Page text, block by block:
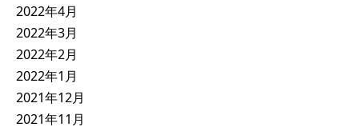
2022年4月
2022年3月
2022年2月
2022年1月
2021年12月
2021年11月